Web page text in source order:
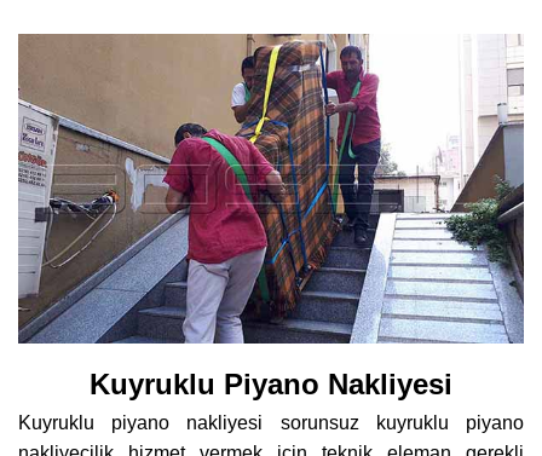
Kuyruklu Piyano Nakliyesi
Kuyruklu piyano nakliyesi sorunsuz kuyruklu piyano